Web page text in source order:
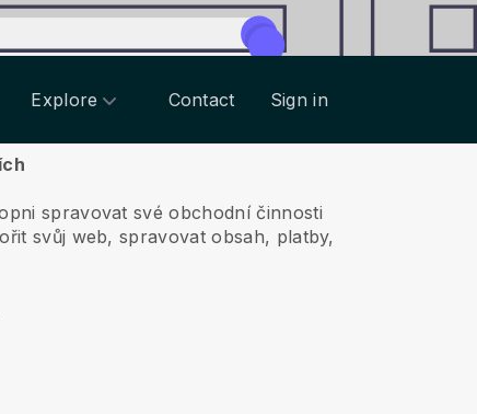
Explore Contact Sign in
spravovat své obchodní činnosti
svůj web, spravovat obsah, platby,